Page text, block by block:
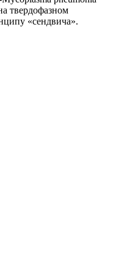
твердофазном
«сендвича».